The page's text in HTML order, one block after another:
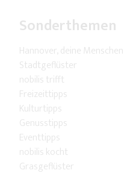
Sonderthemen
Hannover, deine Menschen
Stadtgeflüster
nobilis trifft
Freizeittipps
Kulturtipps
Genusstipps
Eventtipps
nobilis kocht
Grasgeflüster